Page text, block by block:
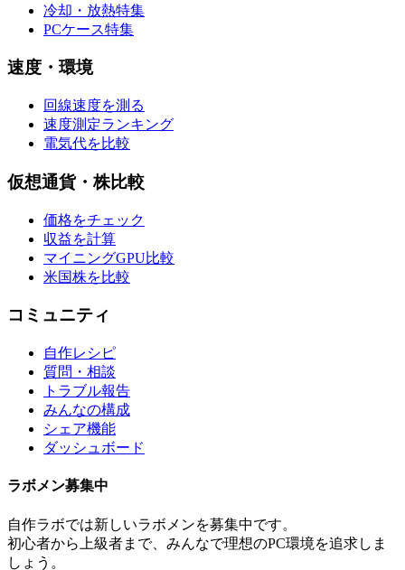
冷却・放熱特集
PCケース特集
速度・環境
回線速度を測る
速度測定ランキング
電気代を比較
仮想通貨・株比較
価格をチェック
収益を計算
マイニングGPU比較
米国株を比較
コミュニティ
自作レシピ
質問・相談
トラブル報告
みんなの構成
シェア機能
ダッシュボード
ラボメン募集中
自作ラボでは新しいラボメンを募集中です。
初心者から上級者まで、みんなで理想のPC環境を追求しま
しょう。